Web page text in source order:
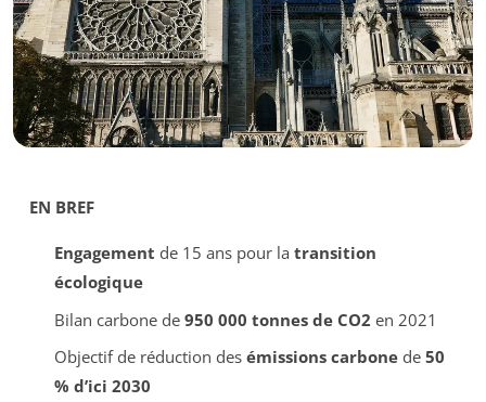
EN BREF
Engagement de 15 ans pour la transition
écologique
Bilan carbone de 950 000 tonnes de CO2 en 2021
Objectif de réduction des émissions carbonede 50
% d’ici 2030